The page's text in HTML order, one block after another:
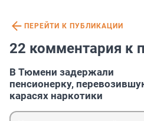
ПЕРЕЙТИ К ПУБЛИКАЦИИ
22 комментария к
В Тюмени задержали
пенсионерку,
карасях наркотики